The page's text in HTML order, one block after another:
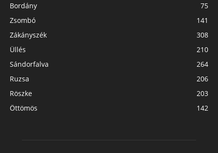
Bordány
75
Zsombó
141
Zákányszék
308
Üllés
210
Sándorfalva
264
Ruzsa
206
Röszke
203
Öttömös
142